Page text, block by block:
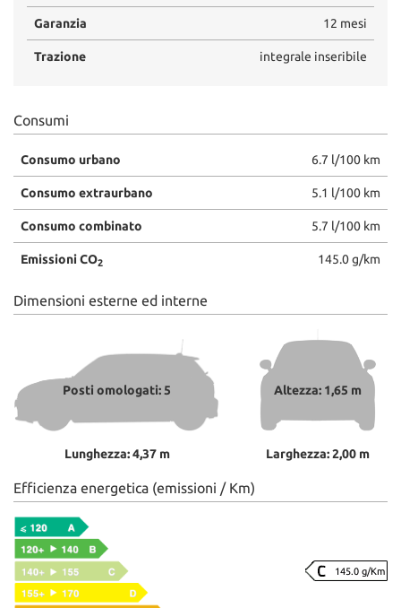
Garanzia 12 mesi
Trazione integrale inseribile
Consumi
Consumo urbano 6.7 l/100 km
Consumo extraurbano 5.1 l/100 km
Consumo combinato 5.7 l/100 km
Emissioni CO2 145.0 g/km
Dimensioni esterne ed interne
Posti omologati: 5
Lunghezza: 4,37 m
Altezza: 1,65 m
Larghezza: 2,00 m
Efficienza energetica (emissioni / Km)
145.0 g/Km